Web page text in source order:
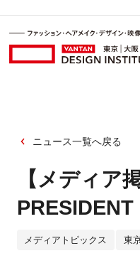
ニュース一覧へ戻る
【メディア
メディアトピックス 東